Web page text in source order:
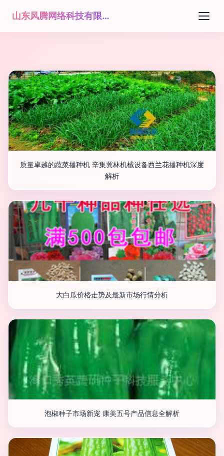
山东风腾网络科技有限公司
质量卓越的蔬菜播种机 辛集冀林机械设备西兰花播种机深度
解析
大白瓜价格走势及最新市场行情分析
泡椒种子市场新宠 康美五号产品信息全解析